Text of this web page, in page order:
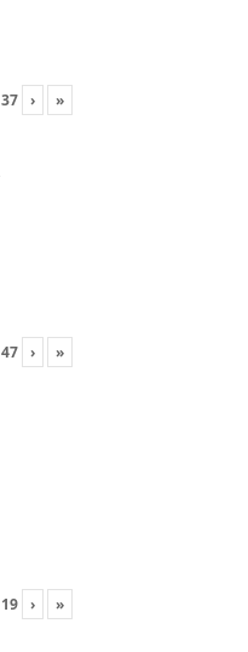
37 › »
47 › »
19 › »